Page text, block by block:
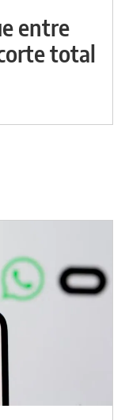
entre
total